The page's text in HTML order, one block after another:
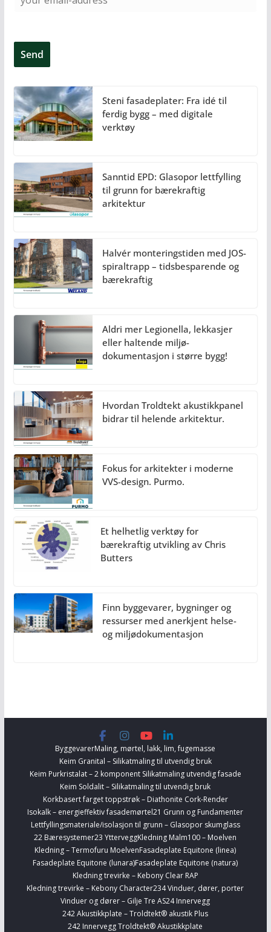
Steni fasadeplater: Fra idé til
ferdig bygg – med digitale
verktøy
Sanntid EPD: Glasopor lettfylling
til grunn for bærekraftig
arkitektur
Halvér monteringstiden med JOS-
spiraltrapp – tidsbesparende og
bærekraftig
Aldri mer Legionella, lekkasjer
eller haltende miljø-
dokumentasjon i større bygg!
Hvordan Troldtekt akustikkpanel
bidrar til helende arkitektur.
Fokus for arkitekter i moderne
VVS-design. Purmo.
Et helhetlig verktøy for
bærekraftig utvikling av Chris
Butters
Finn byggevarer, bygninger og
ressurser med anerkjent helse-
og miljødokumentasjon
ByggevarerMaling, mørtel, lakk, lim, fugemasse
Keim Granital – Silikatmaling til utvendig bruk
Keim Purkristalat – 2 komponent Silikatmaling utvendig fasade
Keim Soldalit – Silikatmaling til utvendig bruk
Korkbasert farget toppstrøk – Diathonite Cork-Render
Isokalk – energieffektiv fasademørtel21 Grunn og Fundamenter
Lettfyllingsmateriale/isolasjon til grunn – Glasopor skumglass
22 Bæresystemer23 YtterveggKledning Malm100 – Moelven
Kledning – Termofuru MoelvenFasadeplate Equitone (linea)
Fasadeplate Equitone (lunara)Fasadeplate Equitone (natura)
Kledning trevirke – Kebony Clear RAP
Kledning trevirke – Kebony Character234 Vinduer, dører, porter
Vinduer og dører – Gilje Tre AS24 Innervegg
242 Akustikkplate – Troldtekt® akustik Plus
242 Innervegg Troldtekt® Akustikkplate